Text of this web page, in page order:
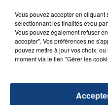
20 juillet 2026
UNE ADOLESCENTE
La famille a porté
reconnu sa
Vous pouvez accepter en cliquant
sélectionnant les finalités et/ou
Vous pouvez également refuser
accepter". Vos préférences ne
pouvez mettre à jour vos choix,
moment via le lien "Gérer les